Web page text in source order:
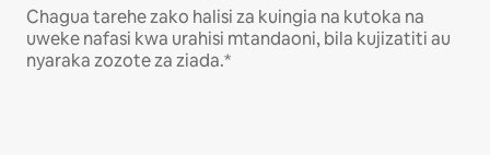
Chagua tarehe zako halisi za kuingia na kutoka na
uweke nafasi kwa urahisi mtandaoni, bila kujizatiti au
nyaraka zozote za ziada.*